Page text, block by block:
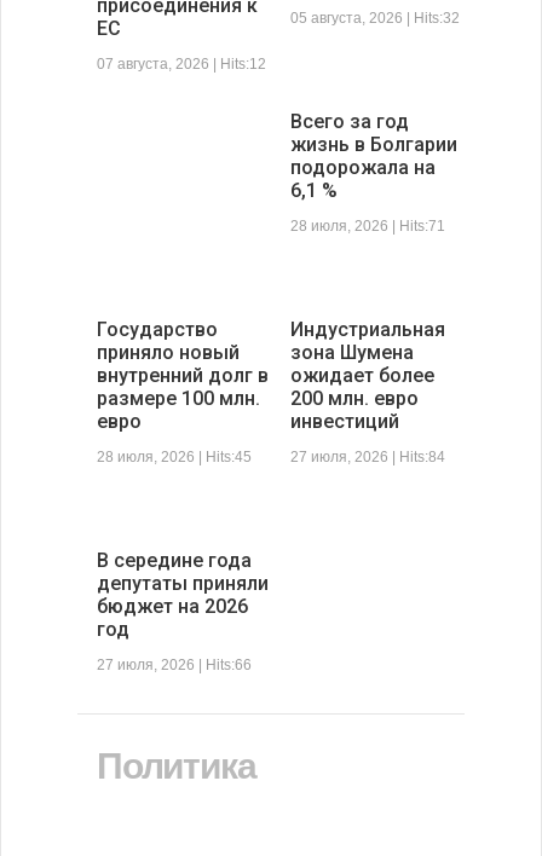
присоединения к
ЕС
07 августа, 2026 | Hits:12
05 августа, 2026 | Hits:32
Всего за год
жизнь в Болгарии
подорожала на
6,1 %
28 июля, 2026 | Hits:71
Государство
приняло новый
внутренний долг в
размере 100 млн.
евро
28 июля, 2026 | Hits:45
Индустриальная
зона Шумена
ожидает более
200 млн. евро
инвестиций
27 июля, 2026 | Hits:84
В середине года
депутаты приняли
бюджет на 2026
год
27 июля, 2026 | Hits:66
Политика